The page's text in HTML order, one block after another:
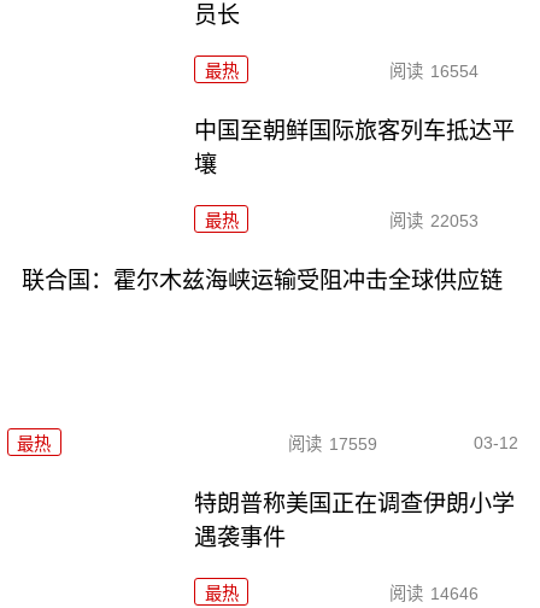
员长
最热 阅读 16554
中国至朝鲜国际旅客列车抵达平
壤
最热 阅读 22053
联合国：霍尔木兹海峡运输受阻冲击全球供应链
最热 阅读 17559 03-12
特朗普称美国正在调查伊朗小学
遇袭事件
最热 阅读 14646